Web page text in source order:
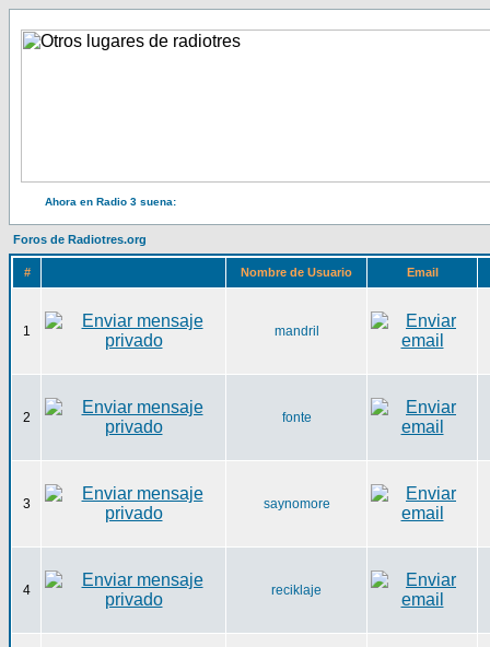
Ahora en Radio 3 suena:
Foros de Radiotres.org
# Nombre de Usuario Email
1 mandril
2 fonte
3 saynomore
4 reciklaje